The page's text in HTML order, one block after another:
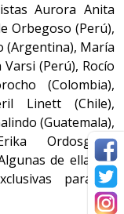
Aurora Anita
Orbegoso (Perú),
(Argentina), María
(Perú), Rocío
(Colombia),
Linett (Chile),
(Guatemala),
Ordosgoitti
de ellas se
para la